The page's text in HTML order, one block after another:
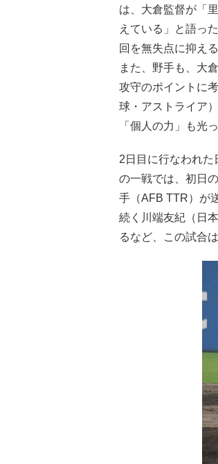
は、大倉監督が「
えている」と語っ
回を無失点に抑え
また、野手も、大
攻守のポイントに
球・アストライア
「個人の力」も光
2日目に行なわれた
の一戦では、初日
手（AFB TTR）が
続く川端友紀（日
るなど、この試合